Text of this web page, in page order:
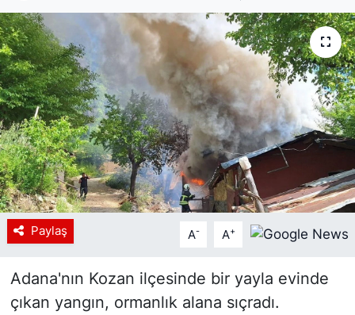
Paylaş A- A+
Adana'nın Kozan ilçesinde bir yayla evinde
çıkan yangın, ormanlık alana sıçradı.
Siyaset
YEREL HABER
Haberde insan
Tanıtım